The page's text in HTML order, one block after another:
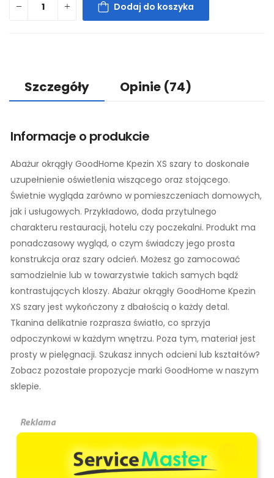
Dodaj do koszyka
Szczegóły Opinie (74)
Informacje o produkcie
Abażur okrągły GoodHome Kpezin XS szary to doskonałe
uzupełnienie oświetlenia wiszącego oraz stojącego.
Świetnie wygląda zarówno w pomieszczeniach domowych,
jak i usługowych. Przykładowo, doda przytulnego
charakteru restauracji, hotelu czy poczekalni. Produkt ma
ponadczasowy wygląd, o czym świadczy jego prosta
konstrukcja oraz szary odcień. Możesz go zamocować
samodzielnie lub w towarzystwie takich samych bądź
kontrastujących kloszy. Abażur okrągły GoodHome Kpezin
XS szary jest wykończony z dbałością o każdy detal.
Tkanina delikatnie rozprasza światło, co sprzyja
odpoczynkowi w każdym wnętrzu. Poza tym, materiał jest
prosty w pielęgnacji. Szukasz innych odcieni lub kształtów?
Zobacz pozostałe propozycje marki GoodHome w naszym
sklepie.